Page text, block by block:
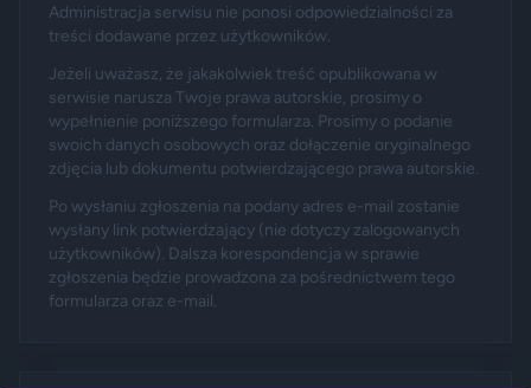
Administracja serwisu nie ponosi odpowiedzialności za
treści dodawane przez użytkowników.
Jeżeli uważasz, że jakakolwiek treść opublikowana w
serwisie narusza Twoje prawa autorskie, prosimy o
wypełnienie poniższego formularza. Prosimy o podanie
swoich danych osobowych oraz dołączenie oryginalnego
zdjęcia lub dokumentu potwierdzającego prawa autorskie.
Po wysłaniu zgłoszenia na podany adres e-mail zostanie
wysłany link potwierdzający (nie dotyczy zalogowanych
użytkowników). Dalsza korespondencja w sprawie
zgłoszenia będzie prowadzona za pośrednictwem tego
formularza oraz e-mail.